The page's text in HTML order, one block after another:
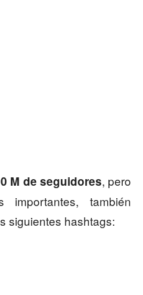
M de seguidores, pero
también
siguientes hashtags: